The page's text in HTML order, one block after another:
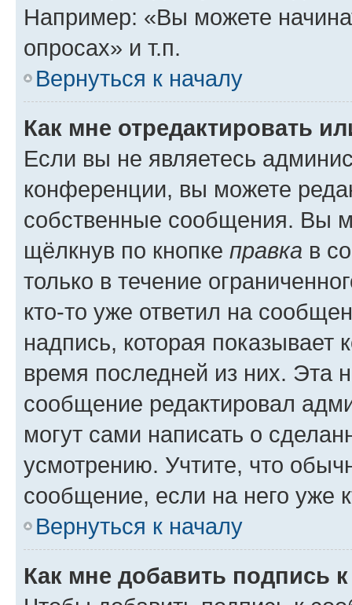
Например: «Вы можете
опросах» и т.п.
Вернуться к началу
Как мне отредактировать
Если вы не являетесь
конференции, вы можете
собственные сообщения. Вы
щёлкнув по кнопке правка в
только в течение
кто-то уже ответил на
надпись, которая показывает
время последней из них. Эта
сообщение редактировал
могут сами написать о
усмотрению. Учтите, что
сообщение, если на него уже
Вернуться к началу
Как мне добавить подпись